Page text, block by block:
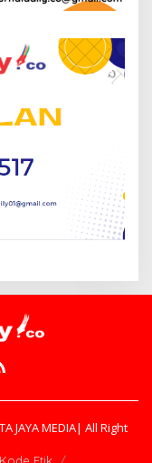
JAYA MEDIA| All Right